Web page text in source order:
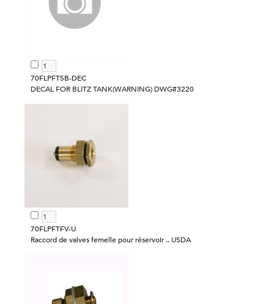
70FLPFT5B-DEC
DECAL FOR BLITZ TANK(WARNING) DWG#3220
70FLPFTFV-U
Raccord de valves femelle pour réservoir .. USDA